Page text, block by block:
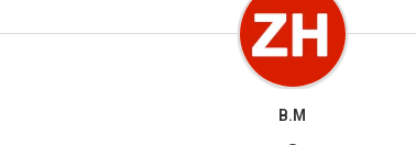
B.M